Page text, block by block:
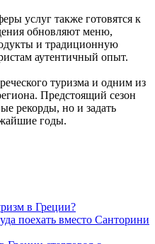
услуг также готовятся к
обновляют меню,
и традиционную
аутентичный опыт.
туризма и одним из
Предстоящий сезон
рекорды, но и задать
годы.
в Греции?
поехать вместо Санторини